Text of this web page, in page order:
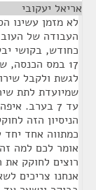
אריאל יעקובי
לא מזמן עשינו
העבודה של
כחודש, בקושי
17 במס
לגשת ולקבל
שמיועדת לתת
עד 7 בערב.
הניסיון הזה
כמתווה אחד יחד
אומר לכם למה
רוצים לחוקק את